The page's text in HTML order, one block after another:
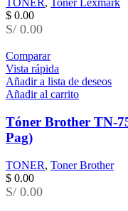
TONER, Toner Lexmark
$ 0.00
S/ 0.00
Comparar
Vista rápida
Añadir a lista de deseos
Añadir al carrito
Tóner Brother TN-
Pag)
TONER, Toner Brother
$ 0.00
S/ 0.00